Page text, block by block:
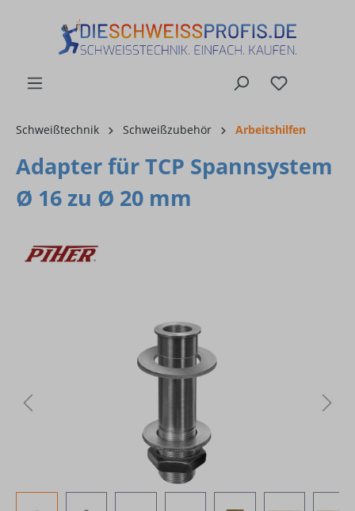
Schweißtechnik Schweißzubehör Arbeitshilfen
Adapter für TCP Spannsystem
Ø 16 zu Ø 20 mm
Bildergalerie überspringen